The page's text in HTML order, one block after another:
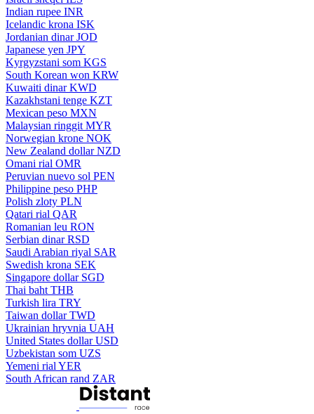
Indian rupee INR
Icelandic krona ISK
Jordanian dinar JOD
Japanese yen JPY
Kyrgyzstani som KGS
South Korean won KRW
Kuwaiti dinar KWD
Kazakhstani tenge KZT
Mexican peso MXN
Malaysian ringgit MYR
Norwegian krone NOK
New Zealand dollar NZD
Omani rial OMR
Peruvian nuevo sol PEN
Philippine peso PHP
Polish zloty PLN
Qatari rial QAR
Romanian leu RON
Serbian dinar RSD
Saudi Arabian riyal SAR
Swedish krona SEK
Singapore dollar SGD
Thai baht THB
Turkish lira TRY
Taiwan dollar TWD
Ukrainian hryvnia UAH
United States dollar USD
Uzbekistan som UZS
Yemeni rial YER
South African rand ZAR